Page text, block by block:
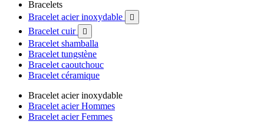
Bracelets
Bracelet acier inoxydable

Bracelet cuir 
Bracelet shamballa
Bracelet tungstène
Bracelet caoutchouc
Bracelet céramique
Bracelet acier inoxydable
Bracelet acier Hommes
Bracelet acier Femmes